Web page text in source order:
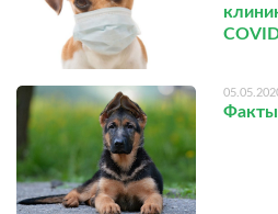
Факты